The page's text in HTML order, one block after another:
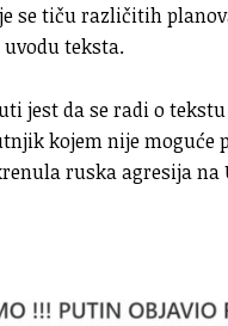
se tiču različitih
uvodu teksta.
jest da se radi o
kojem nije moguće
ruska agresija na